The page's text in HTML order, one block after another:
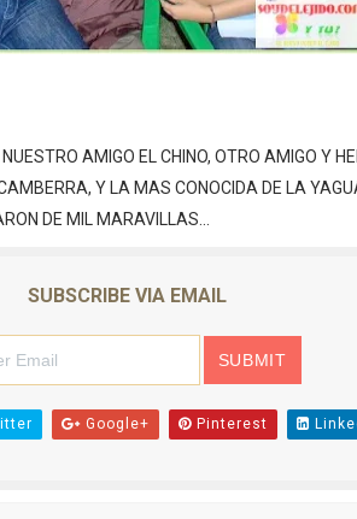
AMIGO EL CHINO, OTRO AMIGO Y
Y LA MAS CONOCIDA DE LA
DE MIL MARAVILLAS...
SUBSCRIBE VIA EMAIL
Google+ Pinterest